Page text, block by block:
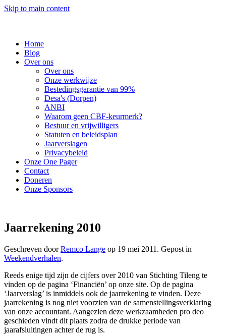
Skip to main content
Home
Blog
Over ons
Over ons
Onze werkwijze
Bestedingsgarantie van 99%
Desa's (Dorpen)
ANBI
Waarom geen CBF-keurmerk?
Bestuur en vrijwilligers
Statuten en beleidsplan
Jaarverslagen
Privacybeleid
Onze One Pager
Contact
Doneren
Onze Sponsors
Jaarrekening 2010
Geschreven doorRemco Lange op 19 mei 2011 . Gepost in
Weekendverhalen.
Reeds enige tijd zijn de cijfers over 2010 van Stichting Tileng te
vinden op de pagina ‘Financiën’ op onze site. Op de pagina
‘Jaarverslag’ is inmiddels ook de jaarrekening te vinden. Deze
jaarrekening is nog niet voorzien van de samenstellingsverklaring
van onze accountant. Aangezien deze werkzaamheden pro deo
geschieden vindt dit plaats zodra de drukke periode van
jaarafsluitingen achter de rug is.